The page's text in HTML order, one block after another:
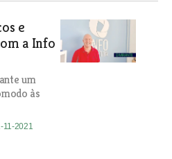
e
a Info
um
às
11-2021